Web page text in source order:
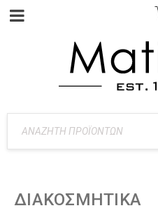
ΔΙΑΚΟΣΜΗΤΙΚΆ